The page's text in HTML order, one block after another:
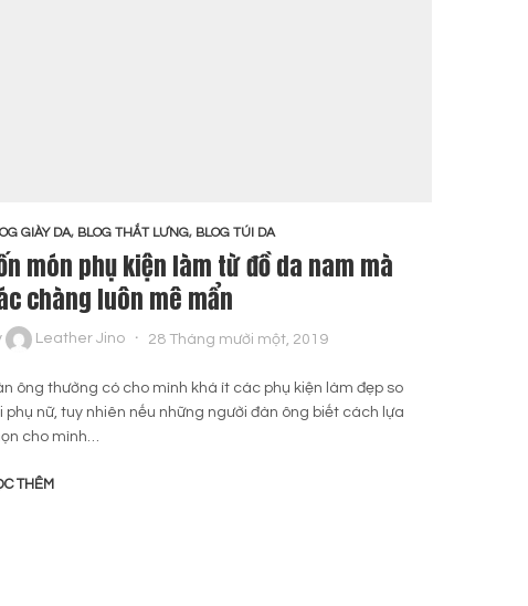
GIÀY DA, BLOG THẮT LƯNG, BLOG TÚI DA
món phụ kiện làm từ đồ da nam mà
chàng luôn mê mẩn
Leather Jino 28 Tháng mười một, 2019
ông thường có cho mình khá ít các phụ kiện làm đẹp so
phụ nữ, tuy nhiên nếu những người đàn ông biết cách lựa
cho mình…
THÊM